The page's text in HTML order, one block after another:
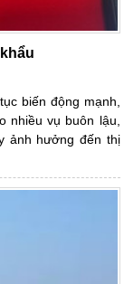
biến động mạnh,
nhiều vụ buôn lậu,
ảnh hưởng đến thị